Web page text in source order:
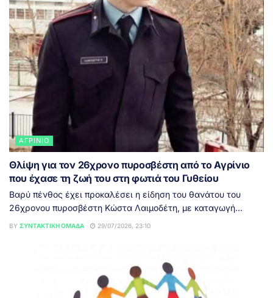
ΑΓΡΊΝΙΟ
Θλίψη για τον 26χρονο πυροσβέστη από το Αγρίνιο
που έχασε τη ζωή του στη φωτιά του Γυθείου
Βαρύ πένθος έχει προκαλέσει η είδηση του θανάτου του
26χρονου πυροσβέστη Κώστα Λαιμοδέτη, με καταγωγή...
BY ΣΥΝΤΑΚΤΙΚΉ ΟΜΆΔΑ 29/07/2026, 23:10